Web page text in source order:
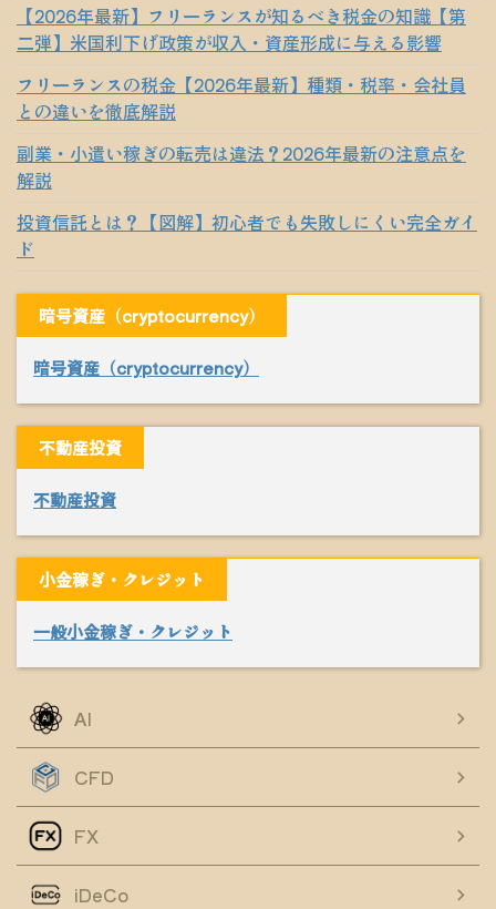
【2026年最新】フリーランスが知るべき税金の知識【第
二弾】米国利下げ政策が収入・資産形成に与える影響
フリーランスの税金【2026年最新】種類・税率・会社員
との違いを徹底解説
副業・小遣い稼ぎの転売は違法？2026年最新の注意点を
解説
投資信託とは？【図解】初心者でも失敗しにくい完全ガイ
ド
暗号資産（cryptocurrency）
暗号資産（cryptocurrency）
不動産投資
不動産投資
小金稼ぎ・クレジット
一般小金稼ぎ・クレジット
AI
CFD
FX
iDeCo